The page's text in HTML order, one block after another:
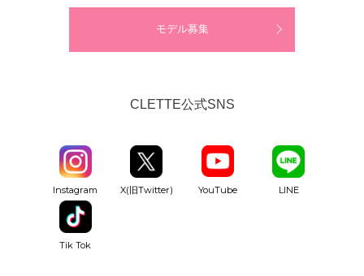
モデル募集
CLETTE公式SNS
Instagram X(旧Twitter) YouTube LINE
Tik Tok